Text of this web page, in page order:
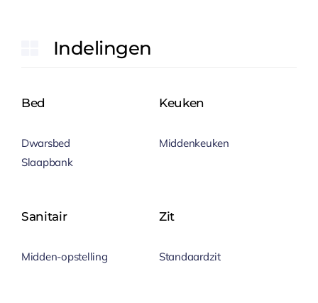
Indelingen
Bed
Dwarsbed
Slaapbank
Keuken
Middenkeuken
Sanitair
Midden-opstelling
Zit
Standaardzit